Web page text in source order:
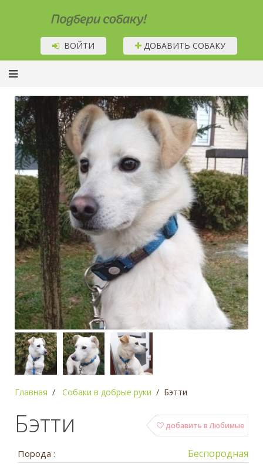
Подбери собаку!
ВОЙТИ ДОБАВИТЬ СОБАКУ
Главная Собаки в добрые руки Бэтти
добавить в Любимые
Бэтти
Порода : Беспородная